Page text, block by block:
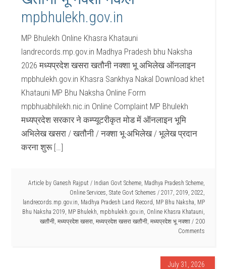
mpbhulekh.gov.in
MP Bhulekh Online Khasra Khatauni
landrecords.mp.gov.in Madhya Pradesh bhu Naksha
2026 मध्यप्रदेश खसरा खतौनी नक्शा भू अभिलेख ऑनलाइन
mpbhulekh.gov.in Khasra Sankhya Nakal Download khet
Khatauni MP Bhu Naksha Online Form
mpbhuabhilekh.nic.in Online Complaint MP Bhulekh
मध्यप्रदेश सरकार ने कम्प्यूटरीकृत मोड में ऑनलाइन भूमि
अभिलेख खसरा / खतौनी / नक्शा भू-अभिलेख / भूलेख प्रदान
करना शुरू […]
Article by Ganesh Rajput / Indian Govt Scheme, Madhya Pradesh Scheme,
Online Services, State Govt Schemes / 2017, 2019, 2022,
landrecords.mp.gov.in, Madhya Pradesh Land Record, MP Bhu Naksha, MP
Bhu Naksha 2019, MP Bhulekh, mpbhulekh.gov.in, Online Khasra Khatauni,
खतौनी, मध्यप्रदेश खसरा, मध्यप्रदेश खसरा खतौनी, मध्यप्रदेश भू नक्शा
200
Comments
July 31, 2026